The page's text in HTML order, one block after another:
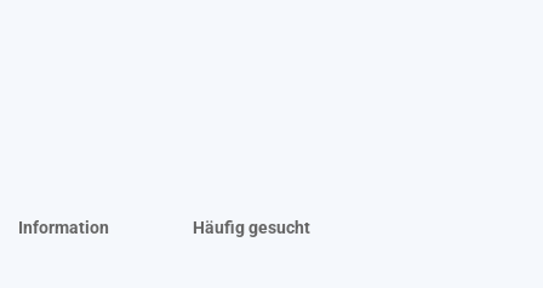
Information Häufig gesucht